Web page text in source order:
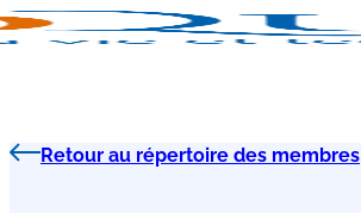
Retour au répertoire des membres